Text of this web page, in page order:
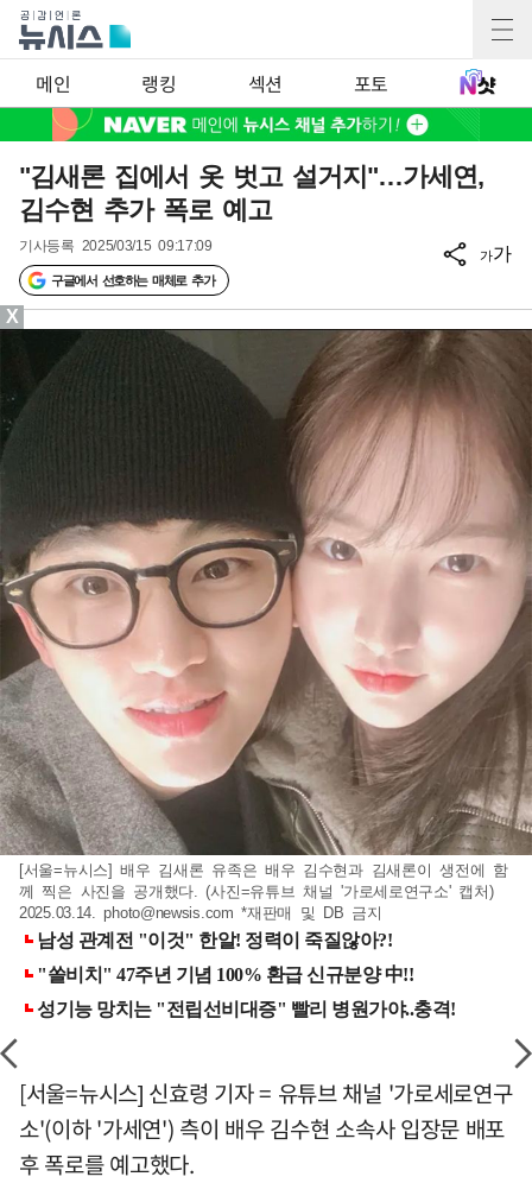
메인 랭킹 섹션 포토
"김새론 집에서 옷 벗고 설거지"…가세연,
김수현 추가 폭로 예고
기사등록 2025/03/15 09:17:09
구글에서 선호하는 매체로 추가
가가
[서울=뉴시스] 배우 김새론 유족은 배우 김수현과 김새론이 생전에 함
께 찍은 사진을 공개했다. (사진=유튜브 채널 '가로세로연구소' 캡처)
2025.03.14.photo@newsis.com *재판매 및 DB 금지
[서울=뉴시스] 신효령 기자 = 유튜브 채널 '가로세로연구
소'(이하 '가세연') 측이 배우 김수현 소속사 입장문 배포
후 폭로를 예고했다.
X